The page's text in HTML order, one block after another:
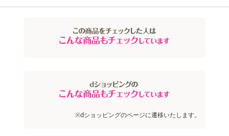
※dショッピングのページに遷移いたします。